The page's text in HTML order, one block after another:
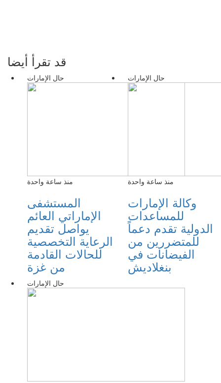
قد تقرأ أيضا
حال الإمارات
منذ ساعة واحدة
المستشفى
الإماراتي العائم
يواصل تقديم
الرعاية التخصصية
للحالات القادمة
من غزة
حال الإمارات
منذ ساعة واحدة
وكالة الإمارات
للمساعدات
الدولية تقدم دعماً
للمتضررين من
الفيضانات في
بنغلاديش
حال الإمارات